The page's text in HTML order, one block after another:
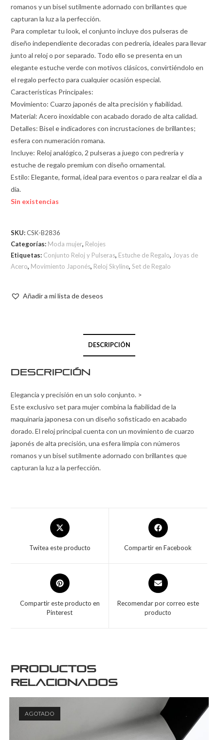
romanos y un bisel sutilmente adornado con brillantes que
capturan la luz a la perfección.
Para completar tu look, el conjunto incluye dos pulseras de
diseño independiente decoradas con pedrería, ideales para llevar
junto al reloj o por separado. Todo ello se presenta en un
elegante estuche verde con motivos clásicos, convirtiéndolo en
el regalo perfecto para cualquier ocasión especial.
Características Principales:
Movimiento: Cuarzo japonés de alta precisión y fiabilidad.
Material: Acero inoxidable con acabado dorado de alta calidad.
Detalles: Bisel e indicadores con incrustaciones de brillantes;
esfera con numeración romana.
Incluye: Reloj analógico, 2 pulseras a juego con pedrería y
estuche de regalo premium con diseño ornamental.
Estilo: Elegante, formal, ideal para eventos o para realzar el día a
día.
Sin existencias
SKU:CSK-B2836
Categorías: Moda mujer, Relojes
Etiquetas: Conjunto Reloj y Pulseras, Estuche de Regalo, Joyas de
Acero, Movimiento Japonés, Reloj Skyline,Set de Regalo
Añadir a mi lista de deseos
DESCRIPCIÓN
Descripción
Elegancia y precisión en un solo conjunto. >
Este exclusivo set para mujer combina la fiabilidad de la
maquinaria japonesa con un diseño sofisticado en acabado
dorado. El reloj principal cuenta con un movimiento de cuarzo
japonés de alta precisión, una esfera limpia con números
romanos y un bisel sutilmente adornado con brillantes que
capturan la luz a la perfección.
Twitea este producto Compartir en Facebook
Compartir este producto en
Pinterest
Recomendar por correo este
producto
Productos
relacionados
AGOTADO